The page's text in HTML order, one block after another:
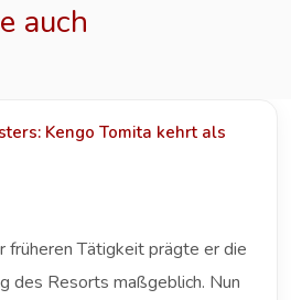
auch
Kengo Tomita kehrt als
früheren Tätigkeit prägte er die
des Resorts maßgeblich. Nun